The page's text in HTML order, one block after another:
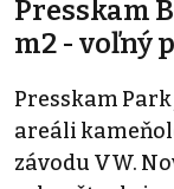
Presskam
m2 - voľný
Presskam
areáli
závodu VW.